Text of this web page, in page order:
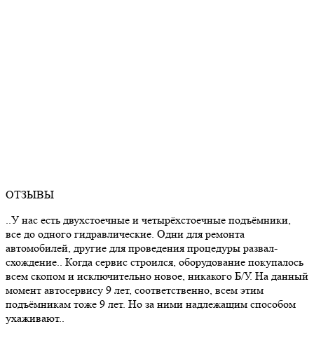
ОТЗЫВЫ
..У нас есть двухстоечные и четырёхстоечные подъёмники,
все до одного гидравлические. Одни для ремонта
автомобилей, другие для проведения процедуры развал-
схождение.. Когда сервис строился, оборудование покупалось
всем скопом и исключительно новое, никакого Б/У. На данный
момент автосервису 9 лет, соответственно, всем этим
подъёмникам тоже 9 лет. Но за ними надлежащим способом
ухаживают..